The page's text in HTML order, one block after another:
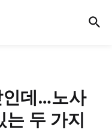
인데…노사
는 두 가지